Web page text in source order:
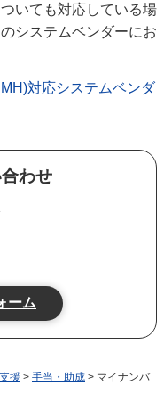
いても対応している場
システムベンダーにお
対応システムベンダ
わせ
援 > 手当・助成 > マイナンバ